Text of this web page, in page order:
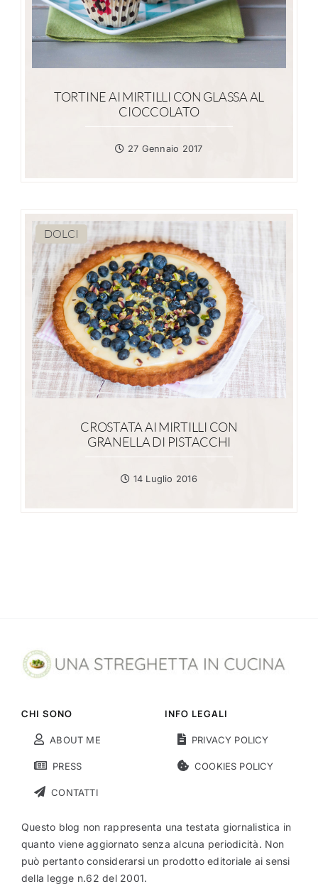
TORTINE AI MIRTILLI CON GLASSA AL
CIOCCOLATO
27 Gennaio 2017
DOLCI
CROSTATA AI MIRTILLI CON
GRANELLA DI PISTACCHI
14 Luglio 2016
CHI SONO
ABOUT ME
PRESS
CONTATTI
INFO LEGALI
PRIVACY POLICY
COOKIES POLICY
Questo blog non rappresenta una testata giornalistica in
quanto viene aggiornato senza alcuna periodicità. Non
può pertanto considerarsi un prodotto editoriale ai sensi
della legge n.62 del 2001.